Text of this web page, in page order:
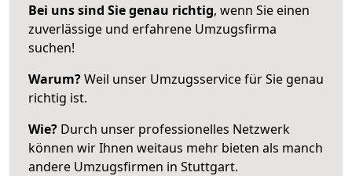
Bei uns sind Sie genau richtig, wenn Sie einen
zuverlässige und erfahrene Umzugsfirma
suchen!
Warum?Weil unser Umzugsservice für Sie genau
richtig ist.
Wie? Durch unser professionelles Netzwerk
können wir Ihnen weitaus mehr bieten als manch
andere Umzugsfirmen in Stuttgart.